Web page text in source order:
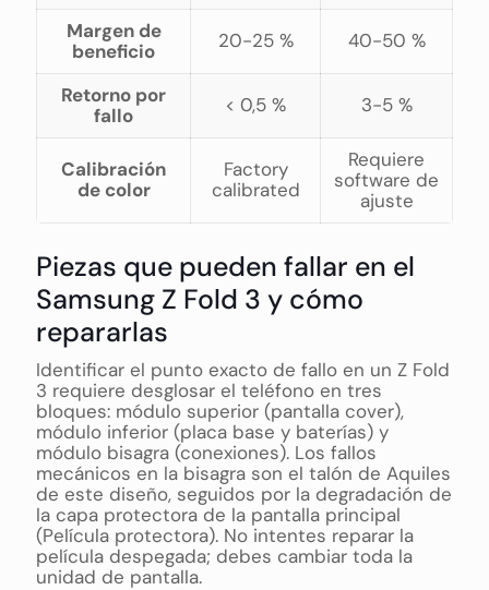
Margen de
beneficio
20-25 % 40-50 %
Retorno por
fallo
< 0,5 % 3-5 %
Calibración
de color
Factory
calibrated
Requiere
software de
ajuste
Piezas que pueden fallar en el
Samsung Z Fold 3 y cómo
repararlas
Identificar el punto exacto de fallo en un Z Fold
3 requiere desglosar el teléfono en tres
bloques: módulo superior (pantalla cover),
módulo inferior (placa base y baterías) y
módulo bisagra (conexiones). Los fallos
mecánicos en la bisagra son el talón de Aquiles
de este diseño, seguidos por la degradación de
la capa protectora de la pantalla principal
(Película protectora). No intentes reparar la
película despegada; debes cambiar toda la
unidad de pantalla.